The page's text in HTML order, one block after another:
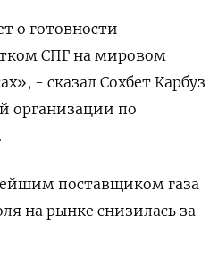
о готовности
СПГ на мировом
- сказал Сохбет Карбуз
организации по
поставщиком газа
на рынке снизилась за